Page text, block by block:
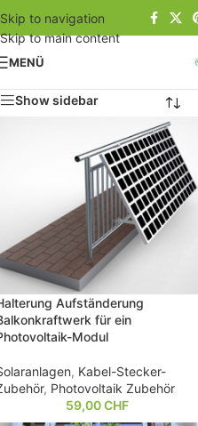
Skip to navigation
Skip to main content
MENÜ
Show sidebar
Aufständerung
für ein
Modul
, Kabel-Stecker-
, Photovoltaik Zubehör
59,00CHF